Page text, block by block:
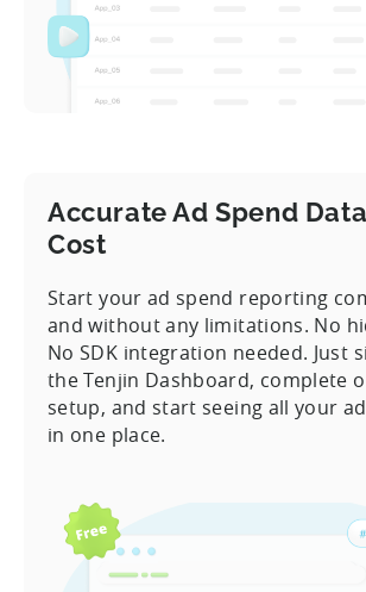
Accurate Ad Spend
Cost
Start your ad spend reporting
and without any limitations. No
No SDK integration needed. Just
the Tenjin Dashboard, complete
setup, and start seeing all your
in one place.